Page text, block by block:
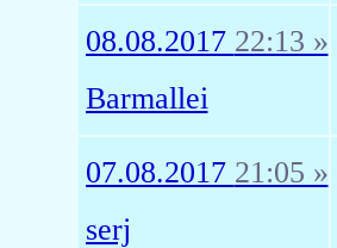
08.08.2017 22:13 »
Barmallei
07.08.2017 21:05 »
serj